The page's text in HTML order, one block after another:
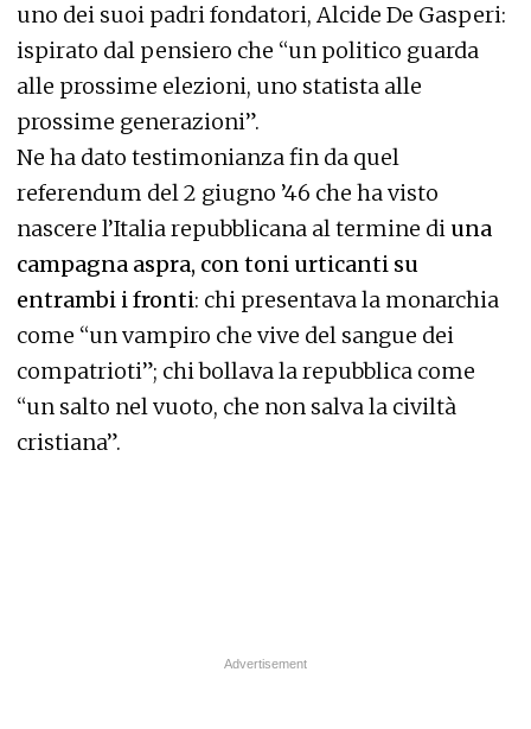
uno dei suoi padri fondatori, Alcide De Gasperi:
ispirato dal pensiero che “un politico guarda
alle prossime elezioni, uno statista alle
prossime generazioni”.
Ne ha dato testimonianza fin da quel
referendum del 2 giugno ’46 che ha visto
nascere l’Italia repubblicana al termine di una
campagna aspra, con toni urticanti su
entrambi i fronti: chi presentava la monarchia
come “un vampiro che vive del sangue dei
compatrioti”; chi bollava la repubblica come
“un salto nel vuoto, che non salva la civiltà
cristiana”.